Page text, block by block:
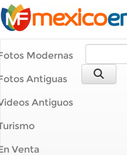
Modernas
Antiguas
Antiguos
Venta